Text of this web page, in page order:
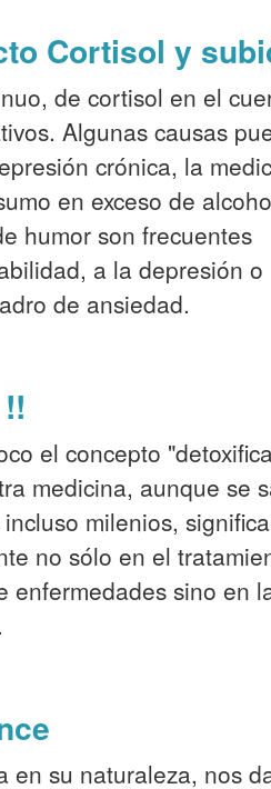
Cortisol y
de cortisol en el
Algunas causas
crónica, la
en exceso de
humor son frecuentes
a la depresión o
de ansiedad.
el concepto
medicina, aunque se
milenios,
no sólo en el
enfermedades sino en
en su naturaleza, nos